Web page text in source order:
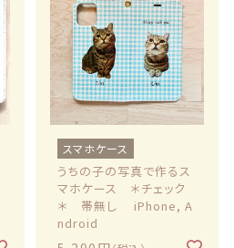
スマホケース
うちの子の写真で作るス
マホケース ＊チェック
＊ 帯無し iPhone, A
ndroid